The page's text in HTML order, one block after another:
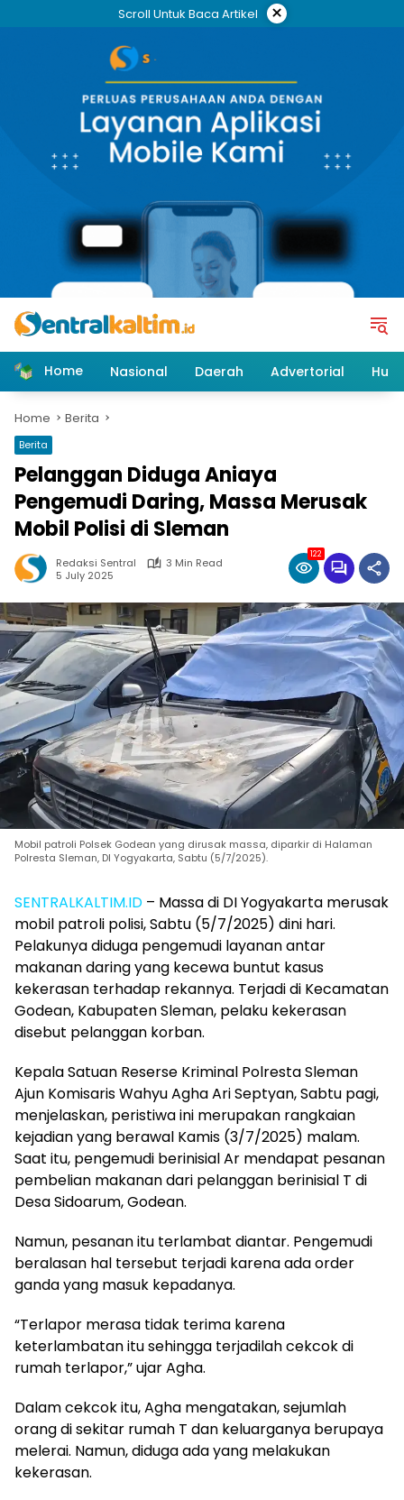
Scroll Untuk Baca Artikel ×
Home Nasional Daerah Advertorial
Home Berita
Berita
Pelanggan Diduga Aniaya
Pengemudi Daring, Massa Merusak
Mobil Polisi di Sleman
Redaksi Sentral
3 Min Read
5 July 2025
122
Mobil patroli Polsek Godean yang dirusak massa, diparkir di Halaman
Polresta Sleman, DI Yogyakarta, Sabtu (5/7/2025).
SENTRALKALTIM.ID – Massa di DI Yogyakarta merusak
mobil patroli polisi, Sabtu (5/7/2025) dini hari.
Pelakunya diduga pengemudi layanan antar
makanan daring yang kecewa buntut kasus
kekerasan terhadap rekannya. Terjadi di Kecamatan
Godean, Kabupaten Sleman, pelaku kekerasan
disebut pelanggan korban.
Kepala Satuan Reserse Kriminal Polresta Sleman
Ajun Komisaris Wahyu Agha Ari Septyan, Sabtu pagi,
menjelaskan, peristiwa ini merupakan rangkaian
kejadian yang berawal Kamis (3/7/2025) malam.
Saat itu, pengemudi berinisial Ar mendapat pesanan
pembelian makanan dari pelanggan berinisial T di
Desa Sidoarum, Godean.
Namun, pesanan itu terlambat diantar. Pengemudi
beralasan hal tersebut terjadi karena ada order
ganda yang masuk kepadanya.
“Terlapor merasa tidak terima karena
keterlambatan itu sehingga terjadilah cekcok di
rumah terlapor,” ujar Agha.
Dalam cekcok itu, Agha mengatakan, sejumlah
orang di sekitar rumah T dan keluarganya berupaya
melerai. Namun, diduga ada yang melakukan
kekerasan.